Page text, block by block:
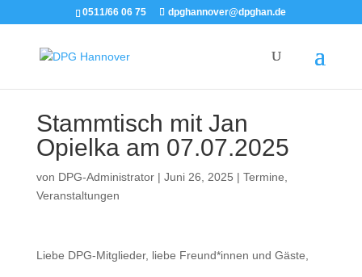
0511/66 06 75 dpghannover@dpghan.de
Stammtisch mit Jan
Opielka am 07.07.2025
von DPG-Administrator| Juni 26, 2025 | Termine
Veranstaltungen
Liebe DPG-Mitglieder, liebe Freund*innen und Gäste,